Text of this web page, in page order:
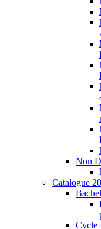
Non
Catalogue
Cycle